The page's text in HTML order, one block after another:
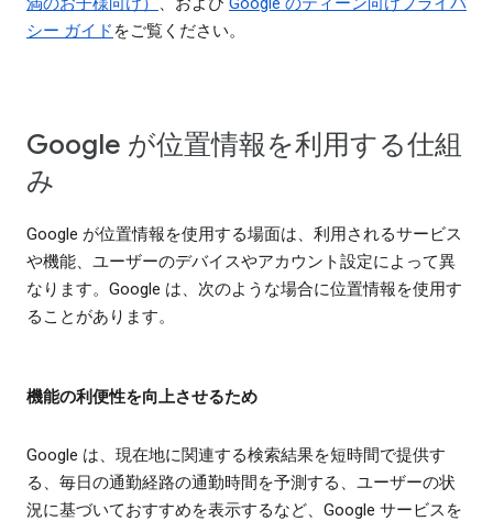
シー ガイド をご覧ください。
Google が位置情報を利用する仕組
み
Google が位置情報を使用する場面は、利用されるサービス
や機能、ユーザーのデバイスやアカウント設定によって異
なります。Google は、次のような場合に位置情報を使用す
ることがあります。
機能の利便性を向上させるため
Google は、現在地に関連する検索結果を短時間で提供す
る、毎日の通勤経路の通勤時間を予測する、ユーザーの状
況に基づいておすすめを表示するなど、Google サービスを